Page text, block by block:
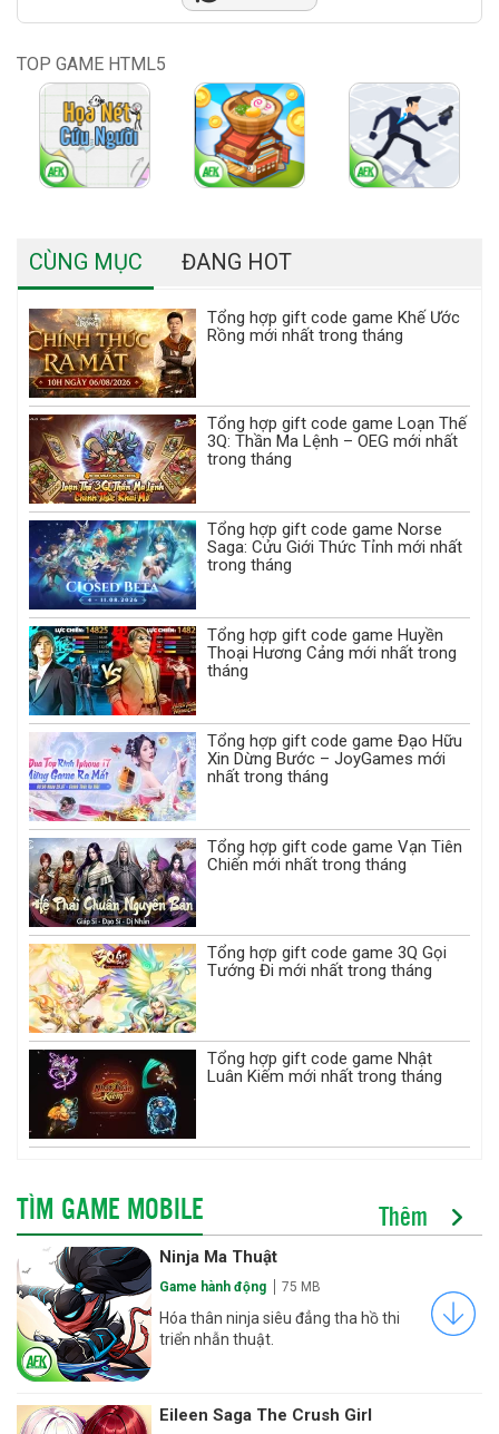
TOP GAME HTML5
CÙNG MỤC ĐANG HOT
Tổng hợp gift code game Khế Ước
Rồng mới nhất trong tháng
Tổng hợp gift code game Loạn Thế
3Q: Thần Ma Lệnh – OEG mới nhất
trong tháng
Tổng hợp gift code game Norse
Saga: Cửu Giới Thức Tỉnh mới nhất
trong tháng
Tổng hợp gift code game Huyền
Thoại Hương Cảng mới nhất trong
tháng
Tổng hợp gift code game Đạo Hữu
Xin Dừng Bước – JoyGames mới
nhất trong tháng
Tổng hợp gift code game Vạn Tiên
Chiến mới nhất trong tháng
Tổng hợp gift code game 3Q Gọi
Tướng Đi mới nhất trong tháng
Tổng hợp gift code game Nhật
Luân Kiếm mới nhất trong tháng
TÌM GAME MOBILE Thêm
Ninja Ma Thuật
Game hành động 75 MB
Hóa thân ninja siêu đẳng tha hồ thi
triển nhẫn thuật.
Eileen Saga The Crush Girl